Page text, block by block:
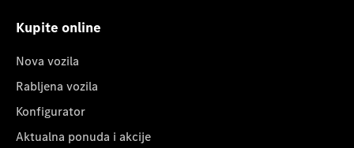
Kupite online
Nova vozila
Rabljena vozila
Konfigurator
Aktualna ponuda i akcije